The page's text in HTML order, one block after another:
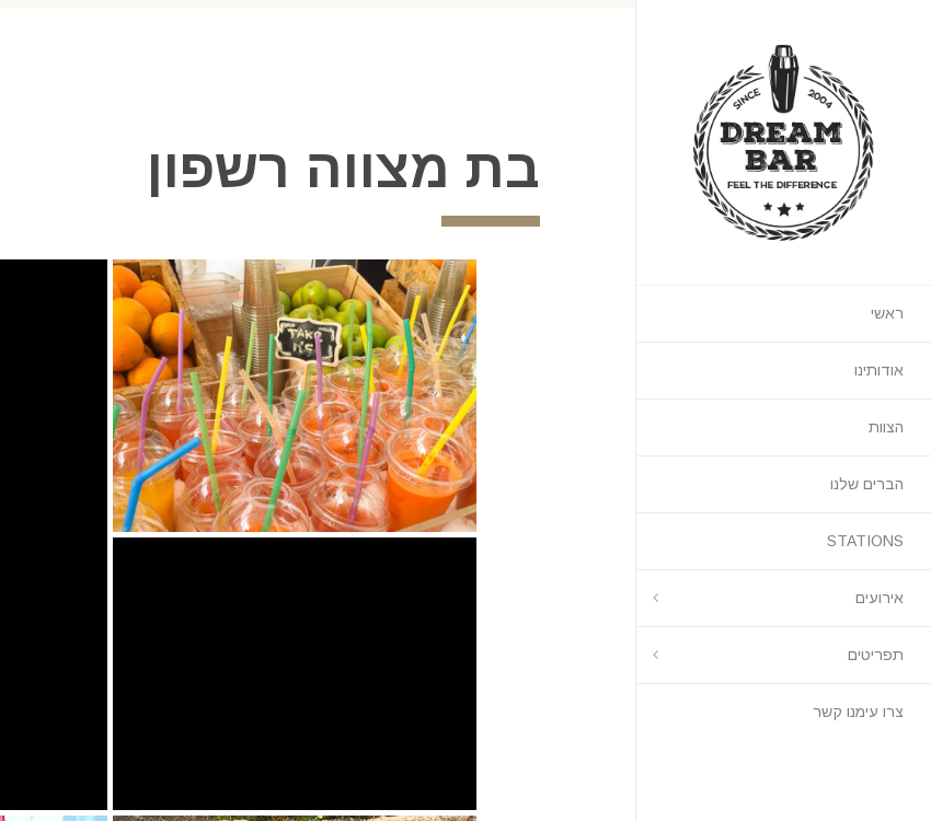
ראשי
אודותינו
הצוות
הברים שלנו
STATIONS
אירועים
תפריטים
צרו עימנו קשר
בת מצווה רשפון